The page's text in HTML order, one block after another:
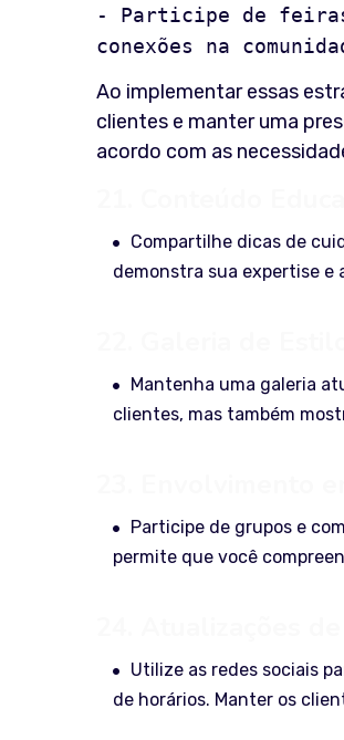
- Participe de
conexões na
Ao implementar essas
clientes e manter uma
acordo com as
Compartilhe dicas de
demonstra sua expertise e
Mantenha uma galeria
clientes, mas também
Participe de grupos e
permite que você
Utilize as redes sociais
de horários. Manter os